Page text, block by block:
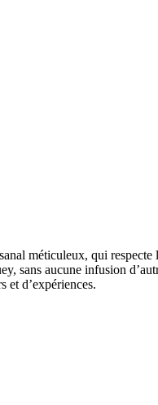
méticuleux, qui
sans aucune infusion
et d’expériences.